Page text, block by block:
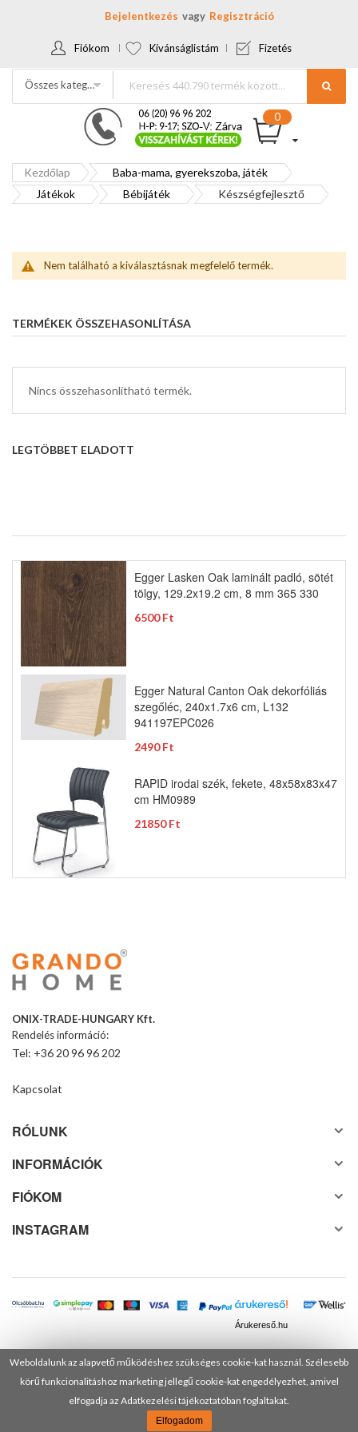
Weboldalunk az alapvető működéshez szükséges cookie-kat használ. Szélesebb
körű funkcionalitáshoz marketing jellegű cookie-kat engedélyezhet, amivel
elfogadja az Adatkezelési tájékoztatóban foglaltakat.
Elfogadom
Bejelentkezés Regisztráció
Fiókom Kívánságlistám Fizetés
Összes kategória
Kezdőlap
Baba-mama, gyerekszoba, játék
Játékok
Bébijáték Készségfejlesztő
Nem található a kiválasztásnak megfelelő termék.
TERMÉKEK ÖSSZEHASONLÍTÁSA
Nincs összehasonlítható termék.
LEGTÖBBET ELADOTT
Egger Lasken Oak laminált padló, sötét
tölgy, 129.2x19.2 cm, 8 mm 365 330
6500 Ft
Egger Natural Canton Oak dekorfóliás
szegőléc, 240x1.7x6 cm, L132
941197EPC026
2490 Ft
RAPID irodai szék, fekete, 48x58x83x47
cm HM0989
21850 Ft
ONIX-TRADE-HUNGARY Kft.
Rendelés információ:
Tel: +36 20 96 96 202
Kapcsolat
RÓLUNK
INFORMÁCIÓK
FIÓKOM
INSTAGRAM
Árukereső.hu
© 2025 Minden jog fenntartva! DANUSA Hungary Kft.